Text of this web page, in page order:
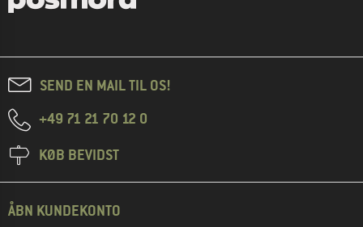
SEND EN MAIL TIL OS!
+49 71 21 70 12 0
KØB BEVIDST
ÅBN KUNDEKONTO